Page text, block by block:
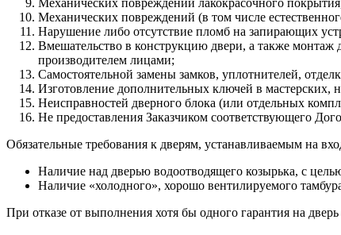
Механических повреждений лакокрасочного
Механических повреждений (в том числе
Нарушение либо отсутствие пломб на запирающих
Вмешательство в конструкцию двери, а также монтаж
производителем лицами;
Самостоятельной замены замков, уплотнителей,
Изготовление дополнительных ключей в мастерских,
Неисправностей дверного блока (или отдельных
Не предоставления Заказчиком соответствующего
Обязательные требования к дверям, устанавливаемым на
Наличие над дверью водоотводящего козырька, с
Наличие «холодного», хорошо вентилируемого
При отказе от выполнения хотя бы одного гарантия на дверь